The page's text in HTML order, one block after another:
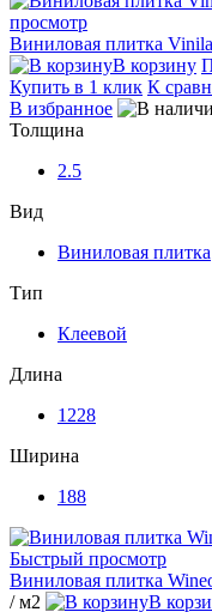
просмотр
Виниловая плитка
В корзину
Купить в 1 клик К
В избранное
Толщина
2.5
Вид
Виниловая плитка
Тип
Клеевой
Длина
1228
Ширина
188
Быстрый просмотр
Виниловая плитка
/ м2
В